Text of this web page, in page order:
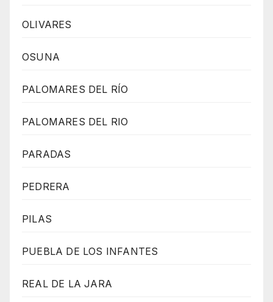
OLIVARES
OSUNA
PALOMARES DEL RÍO
PALOMARES DEL RIO
PARADAS
PEDRERA
PILAS
PUEBLA DE LOS INFANTES
REAL DE LA JARA